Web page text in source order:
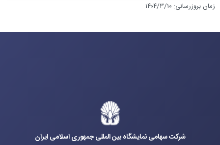
زمان بروزرسانی: ۱۴۰۴/۳/۱۰
شرکت سهامی نمایشگاه بین المللی جمهوری اسلامی ایران